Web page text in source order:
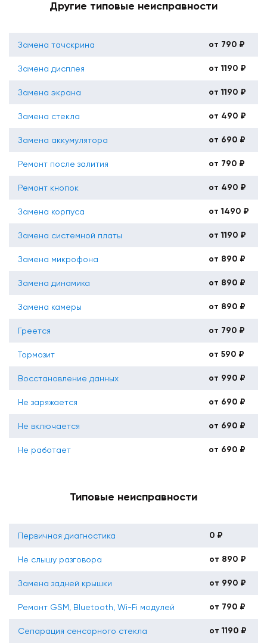
Другие типовые неисправности
Замена тачскрина от 790 ₽
Замена дисплея от 1190 ₽
Замена экрана от 1190 ₽
Замена стекла от 490 ₽
Замена аккумулятора от 690 ₽
Ремонт после залития от 790 ₽
Ремонт кнопок от 490 ₽
Замена корпуса от 1490 ₽
Замена системной платы от 1190 ₽
Замена микрофона от 890 ₽
Замена динамика от 890 ₽
Замена камеры от 890 ₽
Греется от 790 ₽
Тормозит от 590 ₽
Восстановление данных от 990 ₽
Не заряжается от 690 ₽
Не включается от 690 ₽
Не работает от 690 ₽
Типовые неисправности
Первичная диагностика 0 ₽
Не слышу разговора от 890 ₽
Замена задней крышки от 990 ₽
Ремонт GSM, Bluetooth, Wi-Fi модулей от 790 ₽
Сепарация сенсорного стекла от 1190 ₽